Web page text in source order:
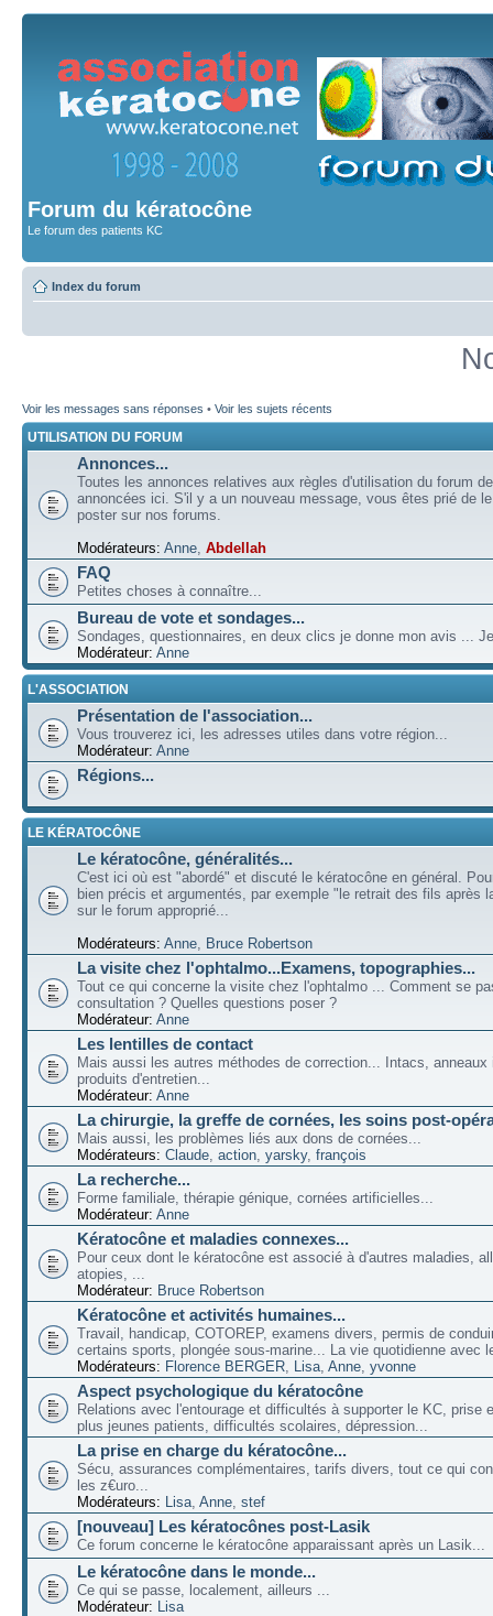
Forum du kératocône
Le forum des patients KC
Index du forum
Voir les messages sans réponses • Voir les sujets récents
UTILISATION DU FORUM
Annonces...
Toutes les annonces relatives aux règles d'utilisation du forum
annoncées ici. S'il y a un nouveau message, vous êtes prié de
poster sur nos forums.
Modérateurs: Anne, Abdellah
FAQ
Petites choses à connaître...
Bureau de vote et sondages...
Sondages, questionnaires, en deux clics je donne mon avis ...
Modérateur: Anne
L'ASSOCIATION
Présentation de l'association...
Vous trouverez ici, les adresses utiles dans votre région...
Modérateur: Anne
Régions...
LE KÉRATOCÔNE
Le kératocône, généralités...
C'est ici où est "abordé" et discuté le kératocône en général.
bien précis et argumentés, par exemple "le retrait des fils après
sur le forum approprié...
Modérateurs: Anne, Bruce Robertson
La visite chez l'ophtalmo...Examens, topographies...
Tout ce qui concerne la visite chez l'ophtalmo ... Comment se
consultation ? Quelles questions poser ?
Modérateur: Anne
Les lentilles de contact
Mais aussi les autres méthodes de correction... Intacs, anneaux
produits d'entretien...
Modérateur: Anne
La chirurgie, la greffe de cornées, les soins post-
Mais aussi, les problèmes liés aux dons de cornées...
Modérateurs: Claude, action, yarsky, françois
La recherche...
Forme familiale, thérapie génique, cornées artificielles...
Modérateur: Anne
Kératocône et maladies connexes...
Pour ceux dont le kératocône est associé à d'autres maladies,
atopies, ...
Modérateur: Bruce Robertson
Kératocône et activités humaines...
Travail, handicap, COTOREP, examens divers, permis de
certains sports, plongée sous-marine... La vie quotidienne avec
Modérateurs: Florence BERGER, Lisa, Anne, yvonne
Aspect psychologique du kératocône
Relations avec l'entourage et difficultés à supporter le KC, prise
plus jeunes patients, difficultés scolaires, dépression...
La prise en charge du kératocône...
Sécu, assurances complémentaires, tarifs divers, tout ce qui
les z€uro...
Modérateurs: Lisa, Anne, stef
[nouveau] Les kératocônes post-Lasik
Ce forum concerne le kératocône apparaissant après un Lasik...
Le kératocône dans le monde...
Ce qui se passe, localement, ailleurs ...
Modérateur: Lisa